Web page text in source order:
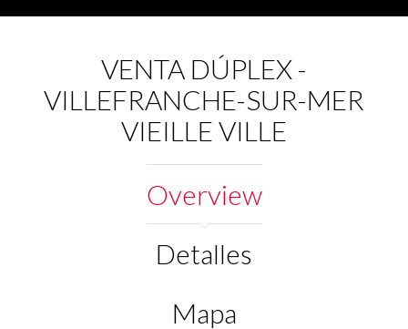
VENTA DÚPLEX -
VILLEFRANCHE-SUR-MER
VIEILLE VILLE
Overview
Detalles
Mapa